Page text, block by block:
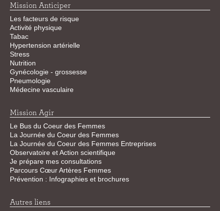
Mission Anticiper
Les facteurs de risque
Activité physique
Tabac
Hypertension artérielle
Stress
Nutrition
Gynécologie - grossesse
Pneumologie
Médecine vasculaire
Mission Agir
Le Bus du Coeur des Femmes
La Journée du Coeur des Femmes
La Journée du Coeur des Femmes Entreprises
Observatoire et Action scientifique
Je prépare mes consultations
Parcours Cœur Artères Femmes
Prévention : Infographies et brochures
Autres liens